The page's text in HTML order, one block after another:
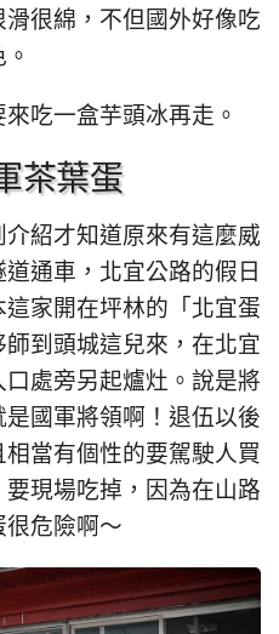
很綿，不但國外好像吃
吃一盒芋頭冰再走。
茶葉蛋
紹才知道原來有這麼威
通車，北宜公路的假日
家開在坪林的「北宜蛋
到頭城這兒來，在北宜
處旁另起爐灶。說是將
國軍將領啊！退伍以後
當有個性的要駕駛人買
現場吃掉，因為在山路
危險啊～